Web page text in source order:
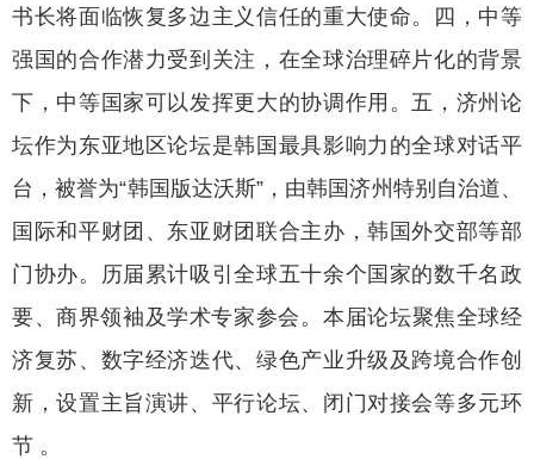
书长将面临恢复多边主义信任的重大使命。四，中等
强国的合作潜力受到关注，在全球治理碎片化的背景
下，中等国家可以发挥更大的协调作用。五，济州论
坛作为东亚地区论坛是韩国最具影响力的全球对话平
台，被誉为“韩国版达沃斯”，由韩国济州特别自治道、
国际和平财团、东亚财团联合主办，韩国外交部等部
门协办。历届累计吸引全球五十余个国家的数千名政
要、商界领袖及学术专家参会。‌‌‌本届论坛聚焦全球经
济复苏、数字经济迭代、绿色产业升级及跨境合作创
新，设置主旨演讲、平行论坛、闭门对接会等多元环
节 。‌‌‌